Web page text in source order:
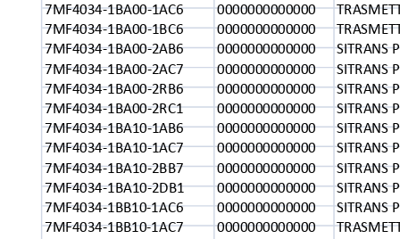
7MF4034-1BA00-1AC6
0000000000000
7MF4034-1BA00-1BC6
0000000000000
7MF4034-1BA00-2AB6
0000000000000
SITRANS
7MF4034-1BA00-2AC7
0000000000000
SITRANS
7MF4034-1BA00-2RB6
0000000000000
SITRANS
7MF4034-1BA00-2RC1
0000000000000
SITRANS
7MF4034-1BA10-1AB6
0000000000000
SITRANS
7MF4034-1BA10-1AC7
0000000000000
SITRANS
7MF4034-1BA10-2BB7
0000000000000
SITRANS
7MF4034-1BA10-2DB1
0000000000000
SITRANS
7MF4034-1BB10-1AC6
0000000000000
SITRANS
7MF4034-1BB10-1AC7
0000000000000